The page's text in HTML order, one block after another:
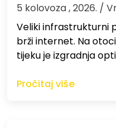
5 kolovoza , 2026. /
Veliki infrastrukturni
brži internet. Na
tijeku je izgradnja
Pročitaj više